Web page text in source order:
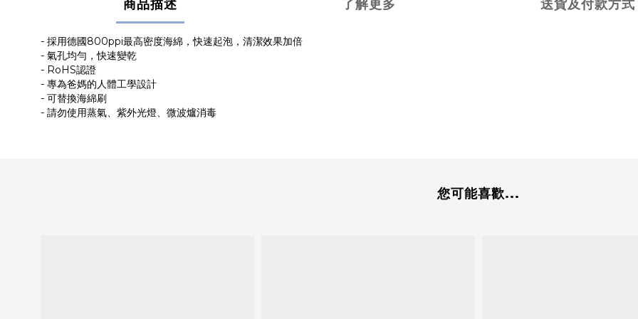
商品描述 了解更多 送貨及付款方式
- 採用德國800ppi最高密度海綿，快速起泡，清潔效果加倍
- 氣孔均勻，快速變乾
- RoHS認證
- 專為爸媽的人體工學設計
- 可替換海綿刷
- 請勿使用蒸氣、紫外光燈、微波爐消毒
您可能喜歡...